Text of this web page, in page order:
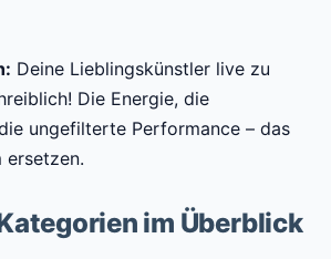
Deine Lieblingskünstler live zu
Die Energie, die
ungefilterte Performance – das
ersetzen.
im Überblick